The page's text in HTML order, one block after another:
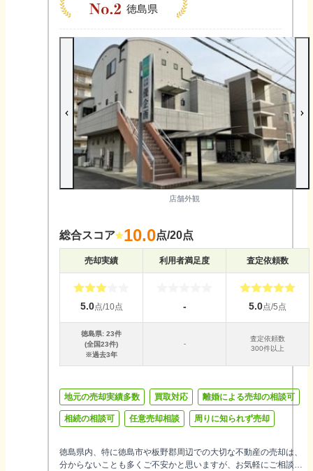
徳島県
店舗外観
総合スコア 10.0点/20点
売却実績 利用者満足度 査定依頼数
5.0点/10点 - 5.0点/5点
徳島県: 23件
(全国23件)
※過去3年
-
査定依頼数
300件以上
地元の売却実績多数 買取対応 離婚による売却の相談可
相続の相談可 任意売却相談 周りに知られず売却
徳島県内、特に徳島市や板野郡周辺での大切な不動産の売却は、
分からないことも多くご不安かと思いますが、お気軽にご相談く